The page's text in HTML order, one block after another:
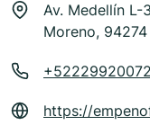
Av. Medellín L-
Moreno,
https://